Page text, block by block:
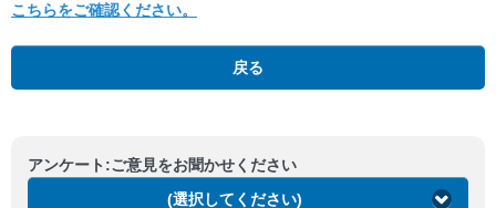
こちらをご確認ください。
戻る
アンケート:ご意見をお聞かせください
(選択してください)